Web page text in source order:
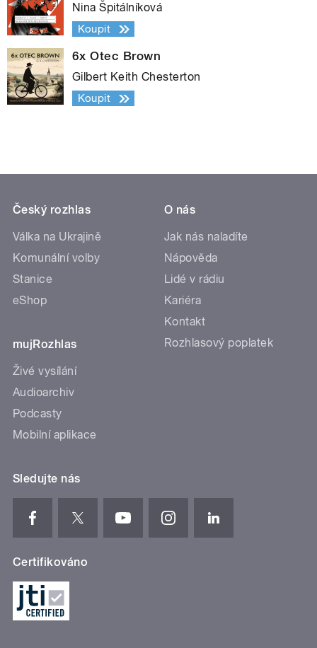
Nina Špitálníková
Koupit
6x Otec Brown
Gilbert Keith Chesterton
Koupit
Český rozhlas
Válka na Ukrajině
Komunální volby
Stanice
eShop
mujRozhlas
Živé vysílání
Audioarchiv
Podcasty
Mobilní aplikace
O nás
Jak nás naladíte
Nápověda
Lidé v rádiu
Kariéra
Kontakt
Rozhlasový poplatek
Sledujte nás
Certifikováno